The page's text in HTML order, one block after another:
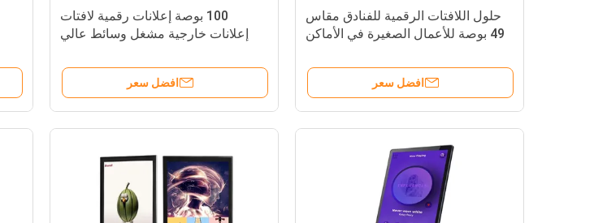
100 بوصة إعلانات رقمية لافتات
إعلانات خارجية مشغل وسائط عالي
افضل سعر
حلول اللافتات الرقمية للفنادق مقاس
49 بوصة للأعمال الصغيرة في الأماكن
افضل سعر